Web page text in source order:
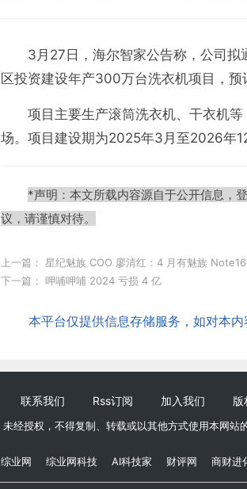
3月27日，海尔智家公告称，公司
区投资建设年产300万台洗衣机项目，
项目主要生产滚筒洗衣机、干衣机
场。项目建设期为2025年3月至2026年12
*声明：本文所载内容源自于公开信息，
议，请谨慎对待。
上一篇：星纪魅族 COO 廖清红：4 月有魅族
下一篇：呷哺呷哺 2024 亏损 4 亿
本平台仅提供信息存储服务，如对本
联系我们 Rss订阅 加入我们 版
未经授权，不得复制、转载或以其他方式使用本网站
综业网 综业网科技 AI科技家 财评网 商财进